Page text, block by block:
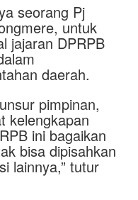
seorang Pj
untuk
jajaran DPRPB
daerah.
pimpinan,
kelengkapan
ini bagaikan
bisa dipisahkan
lainnya,” tutur